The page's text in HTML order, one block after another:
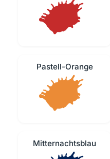
Pastell-Orange
Mitternachtsblau